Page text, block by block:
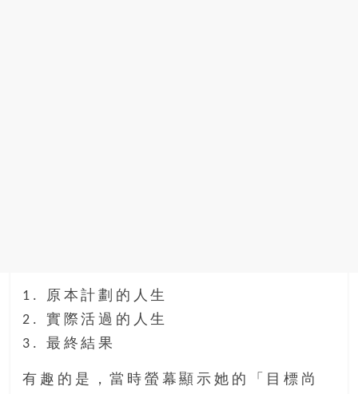
1. 原本計劃的人生
2. 實際活過的人生
3. 最終結果
有趣的是，當時螢幕顯示她的「目標尚